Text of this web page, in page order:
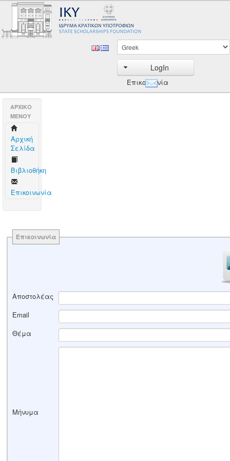
LogIn
Επικοινωνία
AΡΧΙΚΟ
ΜΕΝΟΥ
Aρχική
Σελίδα
Βιβλιοθήκη
Επικοινωνία
Επικοινωνία
Αποστολέας
Email
Θέμα
Μήνυμα